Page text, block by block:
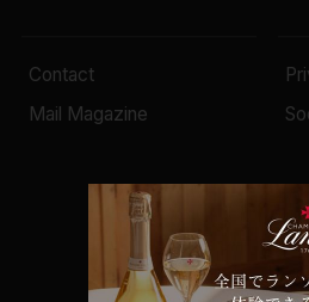
Contact
Mail Magazine